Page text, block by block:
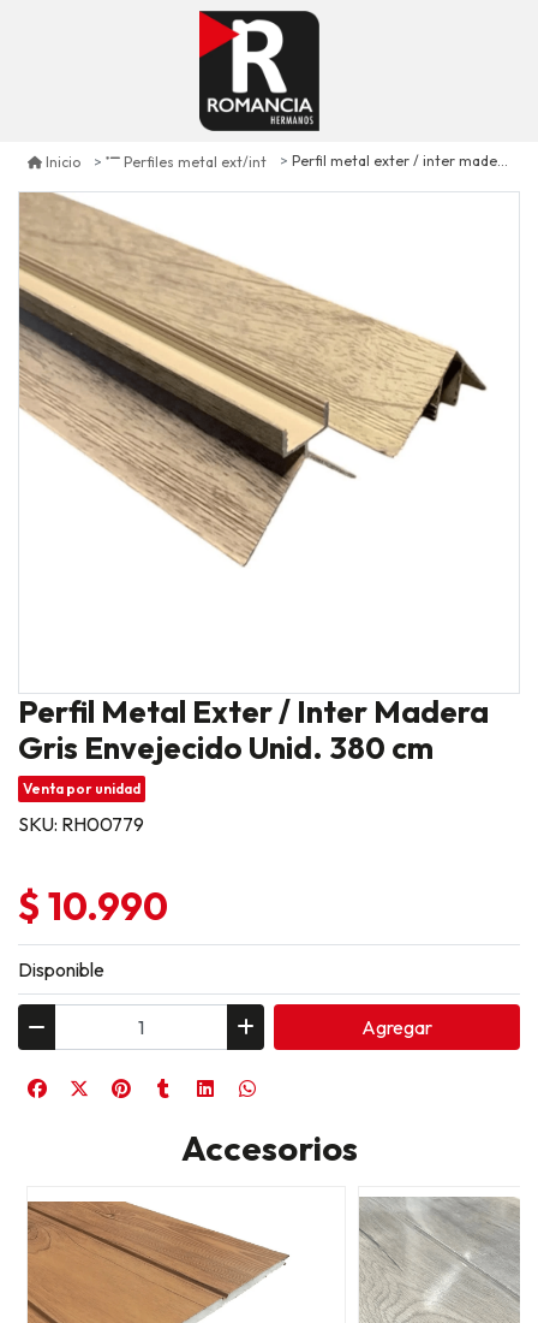
Inicio Perfiles metal ext/int Perfil metal exter / inter madera gris envejecido unid. 380 cm
Perfil Metal Exter / Inter Madera
Gris Envejecido Unid. 380 cm
Venta por unidad
SKU: RH00779
$ 10.990
Disponible
Agregar
Accesorios